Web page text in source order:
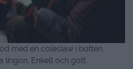
med en coleslaw i botten,
lingon. Enkelt och gott.